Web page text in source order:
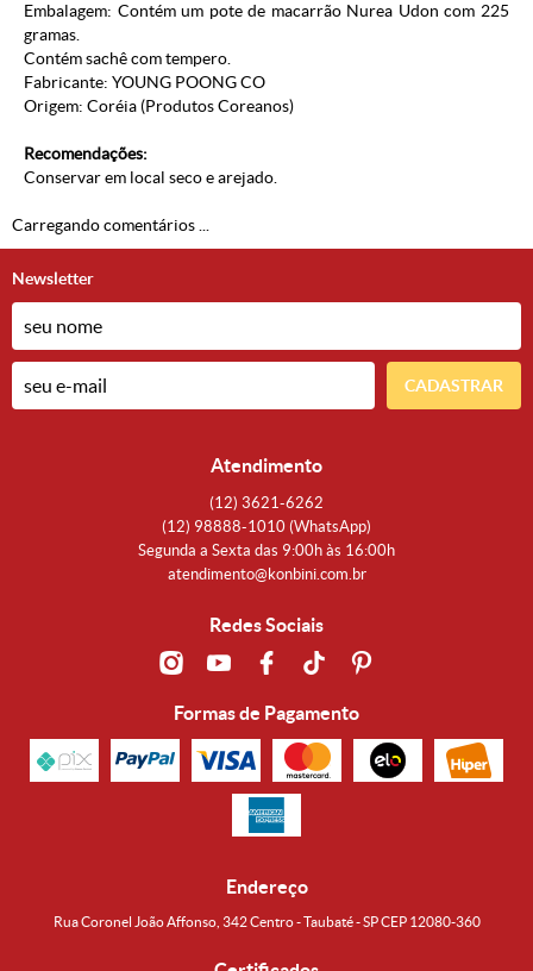
Embalagem: Contém um pote de macarrão Nurea Udon com 225
gramas.
Contém sachê com tempero.
Fabricante: YOUNG POONG CO
Origem: Coréia (Produtos Coreanos)
Recomendações:
Conservar em local seco e arejado.
Carregando comentários ...
Newsletter
CADASTRAR
Atendimento
(12) 3621-6262
(12) 98888-1010 (WhatsApp)
Segunda a Sexta das 9:00h às 16:00h
atendimento@konbini.com.br
Redes Sociais
Formas de Pagamento
Endereço
Rua Coronel João Affonso, 342 Centro - Taubaté - SP CEP 12080-360